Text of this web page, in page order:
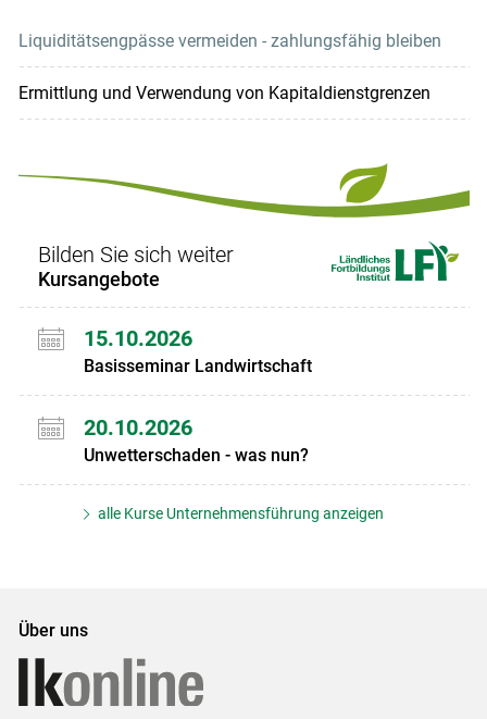
Liquiditätsengpässe vermeiden - zahlungsfähig bleiben
Ermittlung und Verwendung von Kapitaldienstgrenzen
Bilden Sie sich weiter
Kursangebote
15.10.2026
Basisseminar Landwirtschaft
20.10.2026
Unwetterschaden - was nun?
alle Kurse Unternehmensführung anzeigen
Über uns